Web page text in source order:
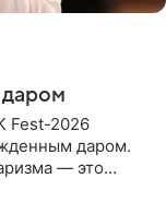
Fest-2026
даром.
— это